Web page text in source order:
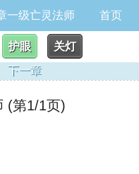
一级亡灵法师 首页
护眼
关灯
下一章
第1/1页)